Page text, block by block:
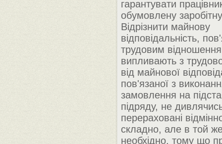
гарантувати
обумовлену
Відрізнити майнову
відповідальність,
трудовим
випливають з
від майнової
пов'язаної з
замовлення на
підряду, не
перераховані
складно, але в той
необхідно, тому що